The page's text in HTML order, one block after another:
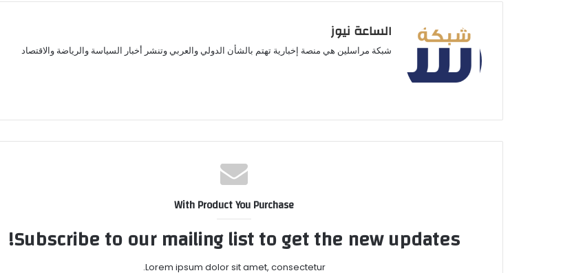
الساعة نيوز
شبكة مراسلين هي منصة إخبارية تهتم بالشأن الدولي والعربي وتنشر أخبار السياسة والرياضة والاقتصاد
With Product You Purchase
Subscribe to our mailing list to get the new updates!
Lorem ipsum dolor sit amet, consectetur.